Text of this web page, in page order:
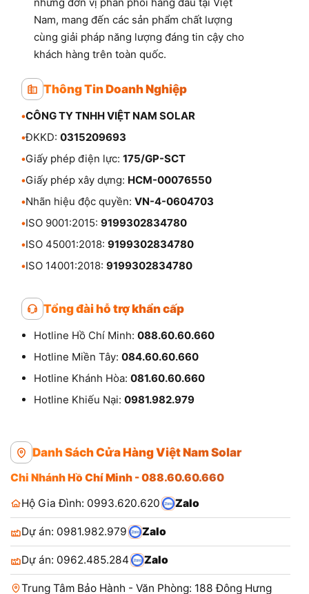
Với đội ngũ 50+ kỹ sư, hệ thống3+ chi
nhánh,3 tổng khovà50 điểm bán , Việt Nam
Solar tiếp tục khẳng định vị thế là một trong
Nam, mang đến các sản phẩm chất lượng
cùng giải pháp năng lượng đáng tin cậy cho
khách hàng trên toàn quốc.
Thông Tin Doanh Nghiệp
•CÔNG TY TNHH VIỆT NAM SOLAR
•ĐKKD:0315209693
•Giấy phép điện lực:175/GP-SCT
•Giấy phép xây dựng:HCM-00076550
•Nhãn hiệu độc quyền:VN-4-0604703
• ISO 45001:2018:9199302834780
• ISO 14001:2018: 9199302834780
Tổng đài hỗ trợ khẩn cấp
Hotline Hồ Chí Minh:088.60.60.660
Hotline Khánh Hòa:081.60.60.660
Hotline Khiếu Nại:
0981.982.979
Danh Sách Cửa Hàng Việt Nam Solar
Chi Nhánh Hồ Chí Minh - 088.60.60.660
Hộ Gia Đình: 0993.620.620
Zalo